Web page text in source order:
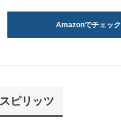
Amazonでチェック
ピリッツ